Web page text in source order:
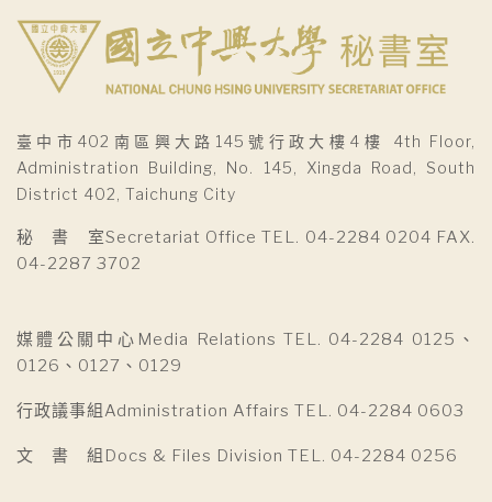
臺中市402南區興大路145號行政大樓4樓 4th Floor,
Administration Building, No. 145, Xingda Road, South
District 402, Taichung City
秘 書 室Secretariat Office TEL. 04-2284 0204 FAX.
04-2287 3702
媒體公關中心Media Relations TEL. 04-2284 0125、
0126、0127、0129
行政議事組Administration Affairs TEL. 04-2284 0603
文 書 組Docs & Files Division TEL. 04-2284 0256